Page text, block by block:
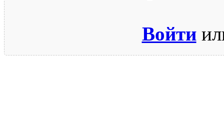
Войти